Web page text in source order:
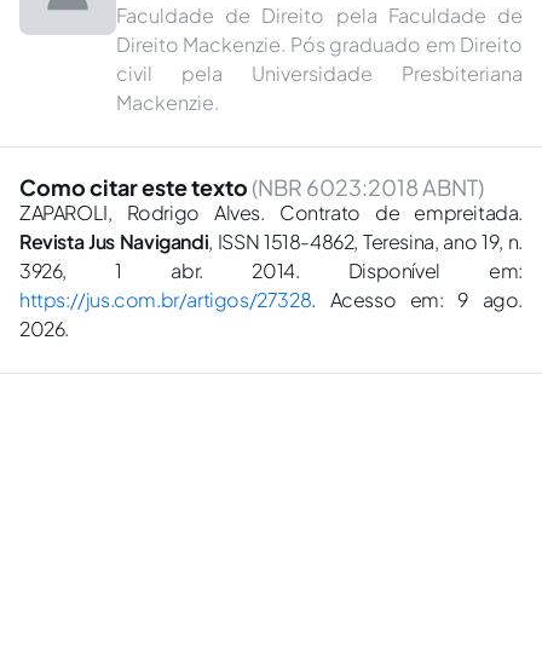
Faculdade de Direito pela Faculdade de
Direito Mackenzie. Pós graduado em Direito
civil pela Universidade Presbiteriana
Mackenzie.
Como citar este texto (NBR 6023:2018 ABNT)
ZAPAROLI, Rodrigo Alves. Contrato de empreitada.
Revista Jus Navigandi, ISSN 1518-4862, Teresina, ano 19, n.
3926, 1 abr. 2014. Disponível em:
https://jus.com.br/artigos/27328. Acesso em: 9 ago.
2026.